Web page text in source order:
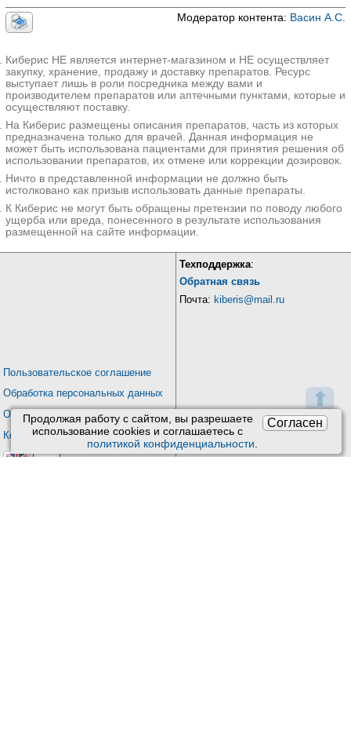
⬆
Согласен
Продолжая работу с сайтом, вы разрешаете
использование сookies и соглашаетесь с
политикой конфиденциальности.
Модератор контента: Васин А.С.
Киберис НЕ является интернет-магазином и НЕ осуществляет
закупку, хранение, продажу и доставку препаратов. Ресурс
выступает лишь в роли посредника между вами и
производителем препаратов или аптечными пунктами, которые и
осуществляют поставку.
На Киберис размещены описания препаратов, часть из которых
предназначена только для врачей. Данная информация не
может быть использована пациентами для принятия решения об
использовании препаратов, их отмене или коррекции дозировок.
Ничто в представленной информации не должно быть
истолковано как призыв использовать данные препараты.
К Киберис не могут быть обращены претензии по поводу любого
ущерба или вреда, понесенного в результате использования
размещенной на сайте информации.
Пользовательское соглашение
Обработка персональных данных
О проекте Киберис
Контакты
Техподдержка:
Обратная связь
Почта: kiberis@mail.ru